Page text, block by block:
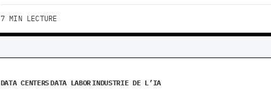
7 MIN LECTURE
DATA CENTERSDATA LABOR INDUSTRIE DE L’IA